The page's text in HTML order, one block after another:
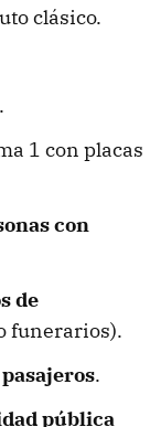
clásico.
.
1 con placas
con
de
funerarios).
.
pública